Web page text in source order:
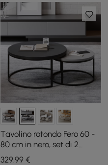
Tavolino rotondo Fero 60 -
80 cm in nero, set di 2
tavolini a incastro
329,99€